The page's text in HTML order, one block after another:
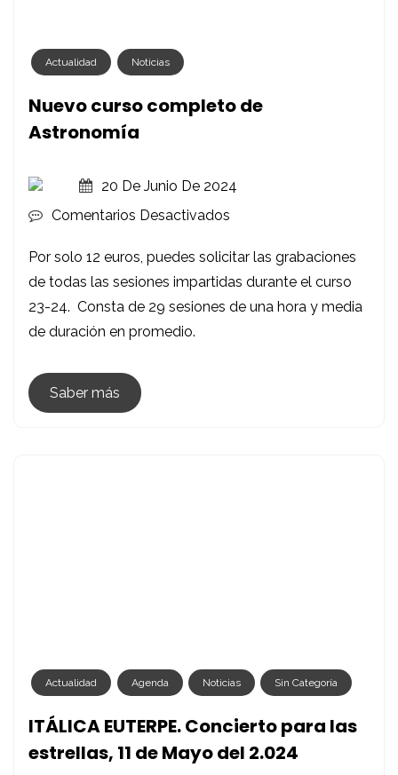
Actualidad Noticias
Nuevo curso completo de
Astronomía
20 De Junio De 2024
Comentarios Desactivados
Curso
Completo
De
Por solo 12 euros, puedes solicitar las grabaciones
de todas las sesiones impartidas durante el curso
23-24. Consta de 29 sesiones de una hora y media
de duración en promedio.
Saber más
Actualidad Agenda Noticias Sin Categoría
ITÁLICA EUTERPE. Concierto para las
estrellas, 11 de Mayo del 2.024